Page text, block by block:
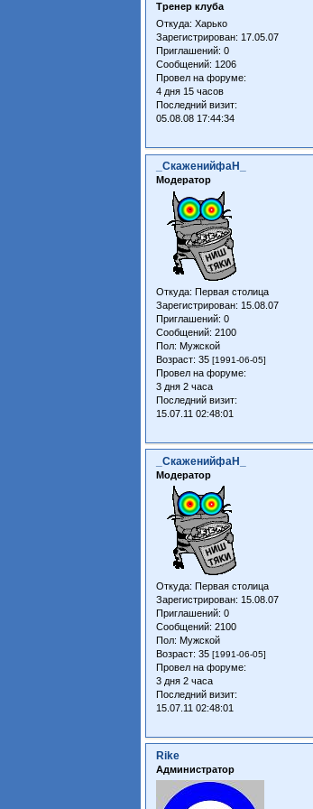
Тренер клуба
Откуда: Харько
Зарегистрирован: 17.05.07
Приглашений: 0
Сообщений: 1206
Провел на форуме:
4 дня 15 часов
Последний визит:
05.08.08 17:44:34
_СкаженийфаН_
Модератор
Откуда: Первая столица
Зарегистрирован: 15.08.07
Приглашений: 0
Сообщений: 2100
Пол: Мужской
Возраст: 35[1991-06-05]
Провел на форуме:
3 дня 2 часа
Последний визит:
15.07.11 02:48:01
_СкаженийфаН_
Модератор
Откуда: Первая столица
Зарегистрирован: 15.08.07
Приглашений: 0
Сообщений: 2100
Пол: Мужской
Возраст: 35[1991-06-05]
Провел на форуме:
3 дня 2 часа
Последний визит:
15.07.11 02:48:01
Rike
Администратор